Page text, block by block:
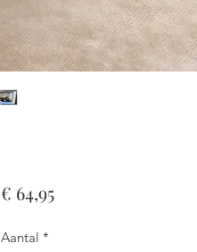
€ 64,95Prijs
Aantal *